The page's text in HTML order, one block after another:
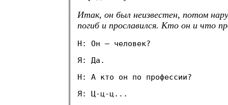
Итак, он был неизвестен, потом
погиб и прославился. Кто он и что
Н: Он — человек?
Я: Да.
Н: А кто он по профессии?
Я: Ц-ц-ц...